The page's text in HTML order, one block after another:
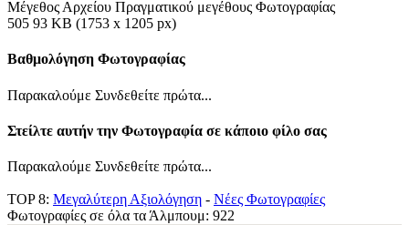
Μέγεθος Αρχείου Πραγματικού μεγέθους Φωτογραφίας
505 93 KB (1753 x 1205 px)
Βαθμολόγηση Φωτογραφίας
Παρακαλούμε Συνδεθείτε πρώτα...
Στείλτε αυτήν την Φωτογραφία σε κάποιο φίλο σας
Παρακαλούμε Συνδεθείτε πρώτα...
TOP 8: Μεγαλύτερη Αξιολόγηση - Νέες Φωτογραφίες
Φωτογραφίες σε όλα τα Άλμπουμ: 922